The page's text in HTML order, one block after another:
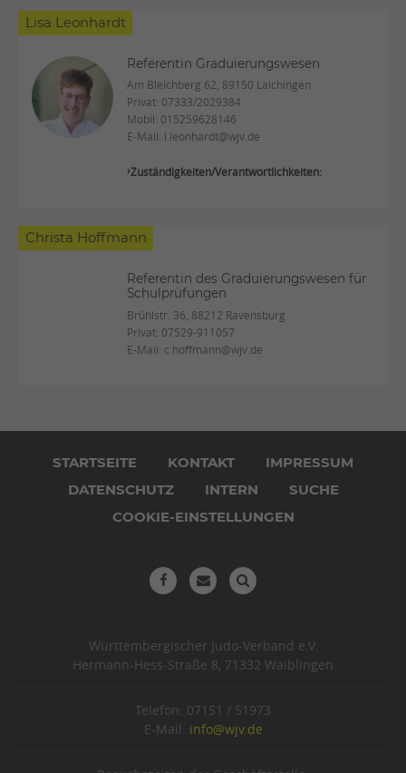
Lisa Leonhardt
Referentin Graduierungswesen
Am Bleichberg 62, 89150 Laichingen
Privat: 07333/2029384
Mobil: 015259628146
E-Mail: l.leonhardt@wjv.de
Zuständigkeiten/Verantwortlichkeiten:
Christa Hoffmann
Referentin des Graduierungswesen für
Schulprüfungen
Brühlstr. 36, 88212 Ravensburg
Privat: 07529-911057
E-Mail: c.hoffmann@wjv.de
überspringen
STARTSEITE KONTAKT
IMPRESSUM
DATENSCHUTZ
INTERN
SUCHE
COOKIE-EINSTELLUNGEN
Württembergischer Judo-Verband e.V.
Hermann-Hess-Straße 8, 71332 Waiblingen
Telefon: 07151 / 51973
E-Mail: info@wjv.de